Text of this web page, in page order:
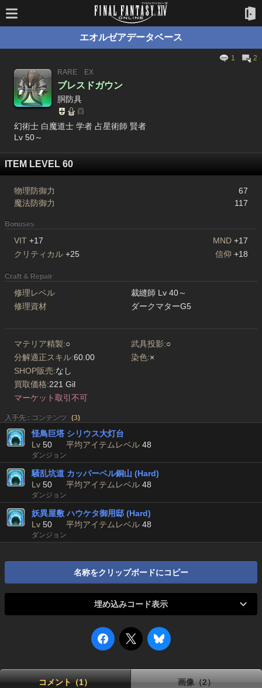
エオルゼアデータベース
1
2
RARE
EX
ブレスドガウン
胴防具
幻術士 白魔道士 学者 占星術師 賢者
Lv 50～
ITEM LEVEL 60
物理防御力
67
魔法防御力
117
Bonuses
VIT +17 MND +17
クリティカル +25 信仰 +18
Craft & Repair
修理レベル
裁縫師 Lv 40～
修理資材
ダークマターG5
マテリア精製:○ 武具投影:○
分解適正スキル:60.00 染色:×
SHOP販売:なし
買取価格:221 Gil
マーケット取引不可
入手先 : コンテンツ (3)
怪鳥巨塔 シリウス大灯台
Lv 50 平均アイテムレベル 48
ダンジョン
騒乱坑道 カッパーベル銅山 (Hard)
Lv 50 平均アイテムレベル 48
ダンジョン
妖異屋敷 ハウケタ御用邸 (Hard)
Lv 50 平均アイテムレベル 48
ダンジョン
名称をクリップボードにコピー
埋め込みコード表示
コメント（1） 画像（2）